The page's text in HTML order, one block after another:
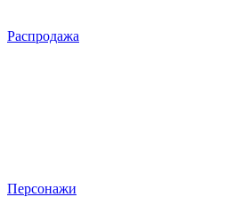
Распродажа
Персонажи